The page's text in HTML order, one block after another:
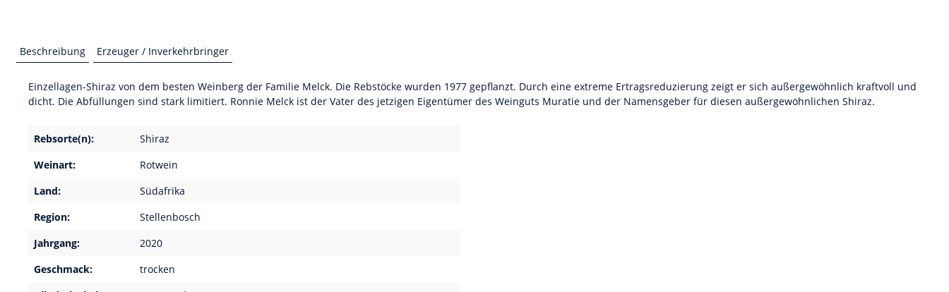
Beschreibung Erzeuger / Inverkehrbringer
Einzellagen-Shiraz von dem besten Weinberg der Familie Melck. Die Rebstöcke wurden 1977 gepflanzt. Durch eine extreme Ertragsreduzierung zeigt er sich außergewöhnlich kraftvoll und
dicht. Die Abfüllungen sind stark limitiert. Ronnie Melck ist der Vater des jetzigen Eigentümer des Weinguts Muratie und der Namensgeber für diesen außergewöhnlichen Shiraz.
Rebsorte(n):
Shiraz
Weinart:
Rotwein
Land:
Südafrika
Region:
Stellenbosch
Jahrgang:
2020
Geschmack:
trocken